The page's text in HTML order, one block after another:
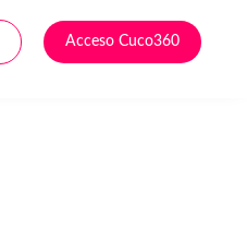
Acceso Cuco360